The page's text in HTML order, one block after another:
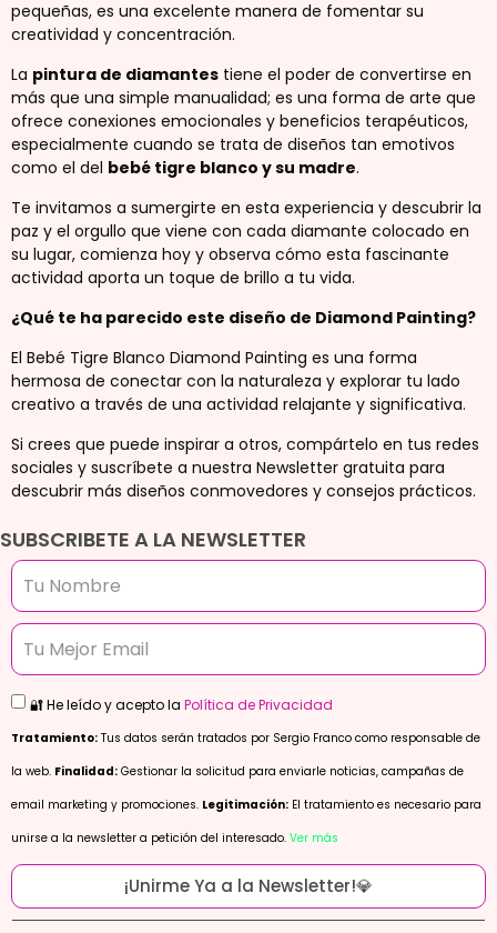
pequeñas, es una excelente manera de fomentar su
creatividad y concentración.
La pintura de diamantes tiene el poder de convertirse en
más que una simple manualidad; es una forma de arte que
ofrece conexiones emocionales y beneficios terapéuticos,
especialmente cuando se trata de diseños tan emotivos
como el del bebé tigre blanco y su madre.
Te invitamos a sumergirte en esta experiencia y descubrir la
paz y el orgullo que viene con cada diamante colocado en
su lugar, comienza hoy y observa cómo esta fascinante
actividad aporta un toque de brillo a tu vida.
¿Qué te ha parecido este diseño de Diamond Painting?
El Bebé Tigre Blanco Diamond Painting es una forma
hermosa de conectar con la naturaleza y explorar tu lado
creativo a través de una actividad relajante y significativa.
Si crees que puede inspirar a otros, compártelo en tus redes
sociales y suscríbete a nuestra Newsletter gratuita para
descubrir más diseños conmovedores y consejos prácticos.
SUBSCRIBETE A LA NEWSLETTER
🔐 He leído y acepto la Política de Privacidad
Tratamiento: Tus datos serán tratados por Sergio Franco como responsable de
la web. Finalidad: Gestionar la solicitud para enviarle noticias, campañas de
email marketing y promociones. Legitimación: El tratamiento es necesario para
unirse a la newsletter a petición del interesado. Ver más
¡Unirme Ya a la Newsletter!💎